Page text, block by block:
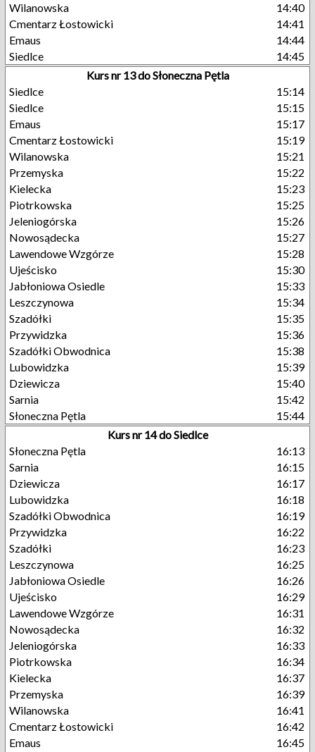
Wilanowska
14:40
Cmentarz Łostowicki
14:41
Emaus
14:44
Siedlce
14:45
Kurs nr 13 do Słoneczna Pętla
Siedlce
15:14
Siedlce
15:15
Emaus
15:17
Cmentarz Łostowicki
15:19
Wilanowska
15:21
Przemyska
15:22
Kielecka
15:23
Piotrkowska
15:25
Jeleniogórska
15:26
Nowosądecka
15:27
Lawendowe Wzgórze
15:28
Ujeścisko
15:30
Jabłoniowa Osiedle
15:33
Leszczynowa
15:34
Szadółki
15:35
Przywidzka
15:36
Szadółki Obwodnica
15:38
Lubowidzka
15:39
Dziewicza
15:40
Sarnia
15:42
Słoneczna Pętla
15:44
Kurs nr 14 do Siedlce
Słoneczna Pętla
16:13
Sarnia
16:15
Dziewicza
16:17
Lubowidzka
16:18
Szadółki Obwodnica
16:19
Przywidzka
16:22
Szadółki
16:23
Leszczynowa
16:25
Jabłoniowa Osiedle
16:26
Ujeścisko
16:29
Lawendowe Wzgórze
16:31
Nowosądecka
16:32
Jeleniogórska
16:33
Piotrkowska
16:34
Kielecka
16:37
Przemyska
16:39
Wilanowska
16:41
Cmentarz Łostowicki
16:42
Emaus
16:45